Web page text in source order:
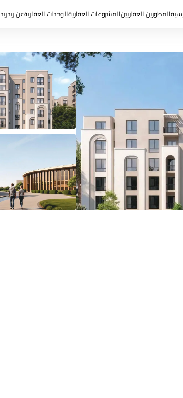
المطورين العقاريينالمشروعات العقاريةالوحدات العقاريةعن ريدريد